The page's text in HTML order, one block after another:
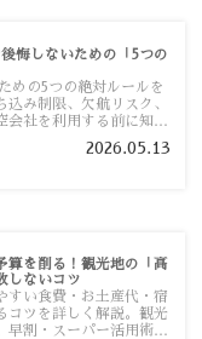
悔しないための「5つの
めの5つの絶対ルールを
み制限、欠航リスク、
会社を利用する前に知っ
2026.05.13
算を削る！観光地の「高
しないコツ
すい食費・お土産代・宿
コツを詳しく解説。観光
早割・スーパー活用術、